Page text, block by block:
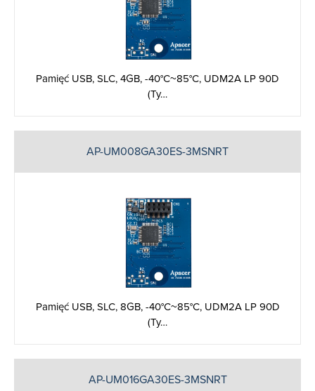
Pamięć USB, SLC, 4GB, -40°C~85°C, UDM2A LP 90D
(Ty…
AP-UM008GA30ES-3MSNRT
Pamięć USB, SLC, 8GB, -40°C~85°C, UDM2A LP 90D
(Ty…
AP-UM016GA30ES-3MSNRT